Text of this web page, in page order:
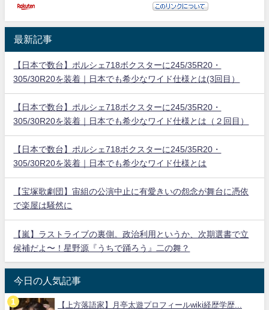
最新記事
【日本で数台】ポルシェ718ボクスターに245/35R20・
305/30R20を装着｜日本でも希少なワイド仕様とは(3回目）
【日本で数台】ポルシェ718ボクスターに245/35R20・
305/30R20を装着｜日本でも希少なワイド仕様とは（２回目）
【日本で数台】ポルシェ718ボクスターに245/35R20・
305/30R20を装着｜日本でも希少なワイド仕様とは
【宝塚歌劇団】宙組の公演中止に有愛きいの怨念が舞台に憑依
で楽屋は騒然に
【嵐】ラストライブの裏側。政治利用というか、次期選書で立
候補だよ〜！星野源『うちで踊ろう』二の舞？
今日の人気記事
【上方落語家】月亭太遊プロフィールwiki経歴学歴...